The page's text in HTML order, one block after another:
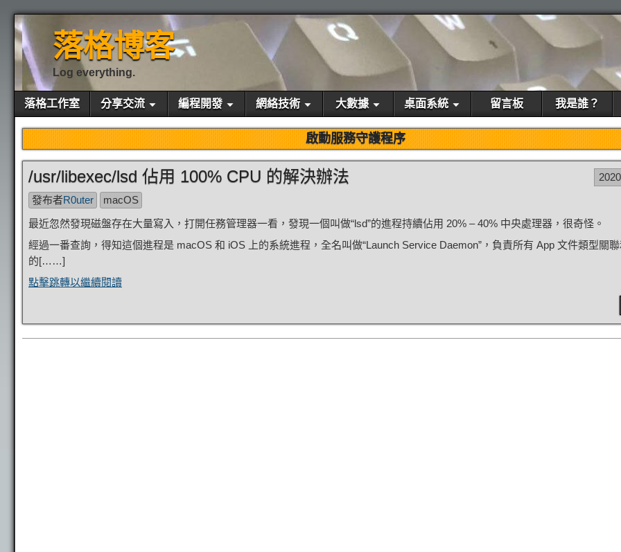
落格博客
Log everything.
落格工作室 分享交流 編程開發 網絡技術 大數據 桌面系統 留言板 我是誰？
啟動服務守護程序
/usr/libexec/lsd 佔用 100% CPU 的解決辦法
發布者R0uter
macOS
最近忽然發現磁盤存在大量寫入，打開任務管理器一看，發現一個叫做“lsd”的進程持續佔用 20% – 40% 中央處理器，很奇怪。
經過一番查詢，得知這個進程是 macOS 和 iOS 上的系統進程，全名叫做“Launch Service Daemon”，負責所有 App 文件類型關
的[……]
點擊跳轉以繼續閱讀